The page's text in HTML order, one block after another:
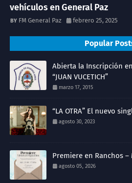
vehículos en General Paz
FM General Paz febrero 25, 2025
Popular
Abierta la Inscripción
“JUAN VUCETICH”
marzo 17, 2015
“LA OTRA” El nuevo
agosto 30, 2023
Premiere en Ranchos
agosto 05, 2026